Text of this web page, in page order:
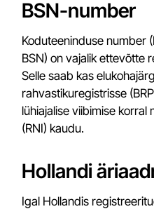
BSN-number
Koduteeninduse number
BSN) on vajalik ettevõtte
Selle saab kas
rahvastikuregistrisse
lühiajalise viibimise
(RNI) kaudu.
Hollandi
Igal Hollandis